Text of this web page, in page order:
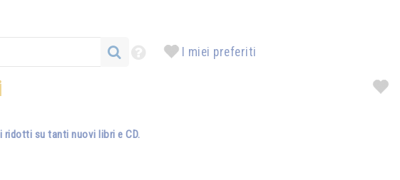
I miei preferiti
su tanti nuovi libri e CD.